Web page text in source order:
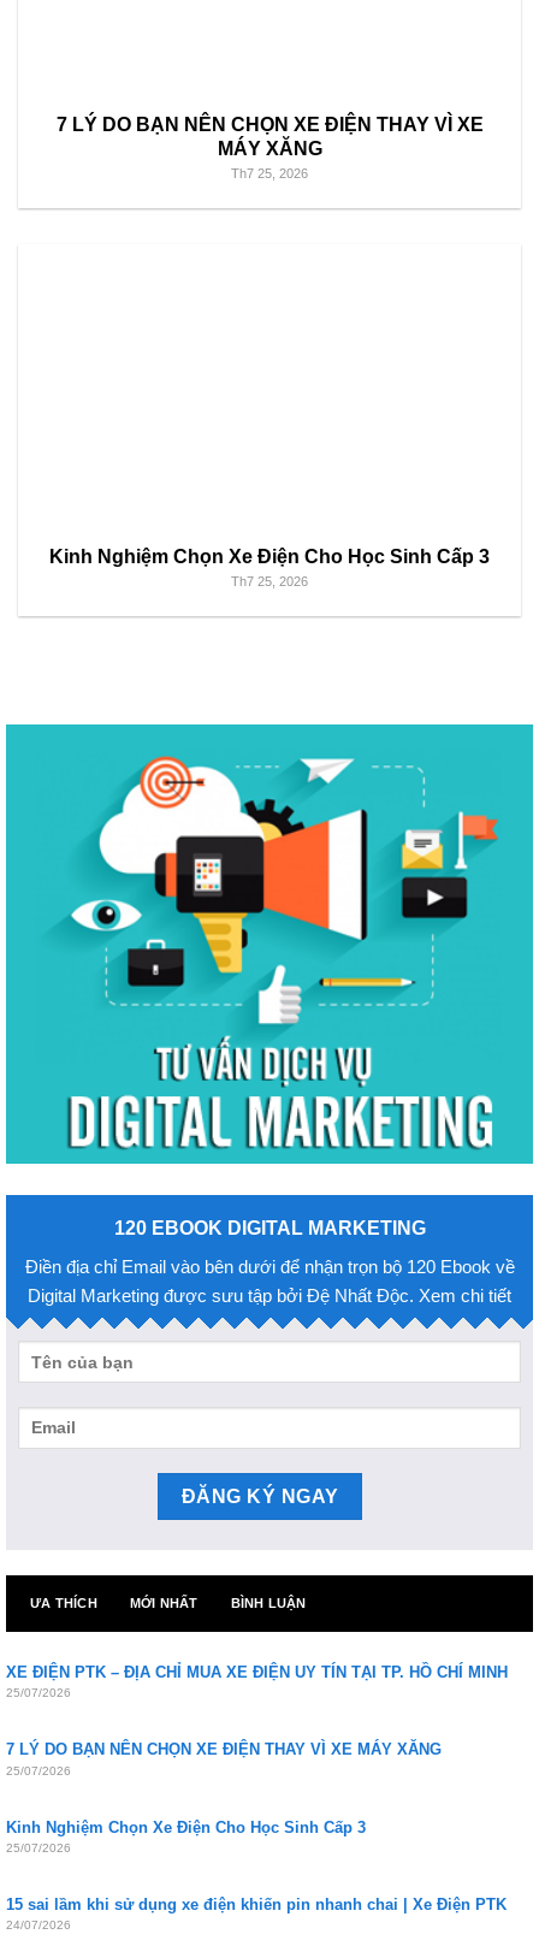
7 LÝ DO BẠN NÊN CHỌN XE ĐIỆN THAY VÌ XE
MÁY XĂNG
Th7 25, 2026
Kinh Nghiệm Chọn Xe Điện Cho Học Sinh Cấp 3
Th7 25, 2026
120 EBOOK DIGITAL MARKETING
Điền địa chỉ Email vào bên dưới để nhận trọn bộ 120 Ebook về
Digital Marketing được sưu tập bởi Đệ Nhất Độc. Xem chi tiết
ƯA THÍCH MỚI NHẤT BÌNH LUẬN
XE ĐIỆN PTK – ĐỊA CHỈ MUA XE ĐIỆN UY TÍN TẠI TP. HỒ CHÍ MINH
25/07/2026
7 LÝ DO BẠN NÊN CHỌN XE ĐIỆN THAY VÌ XE MÁY XĂNG
25/07/2026
Kinh Nghiệm Chọn Xe Điện Cho Học Sinh Cấp 3
25/07/2026
15 sai lầm khi sử dụng xe điện khiến pin nhanh chai | Xe Điện PTK
24/07/2026